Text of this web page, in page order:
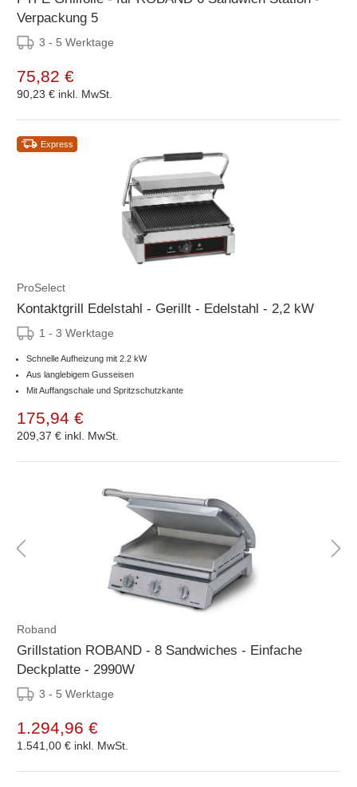
Verpackung 5
3 - 5 Werktage
75,82 €
90,23 € inkl. MwSt.
Express
ProSelect
Kontaktgrill Edelstahl - Gerillt - Edelstahl - 2,2 kW
1 - 3 Werktage
Schnelle Aufheizung mit 2.2 kW
Aus langlebigem Gusseisen
Mit Auffangschale und Spritzschutzkante
175,94 €
209,37 € inkl. MwSt.
Roband
Grillstation ROBAND - 8 Sandwiches - Einfache
Deckplatte - 2990W
3 - 5 Werktage
1.294,96 €
1.541,00 € inkl. MwSt.